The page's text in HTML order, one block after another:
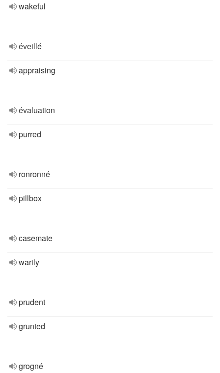
wakeful
éveillé
appraising
évaluation
purred
ronronné
pillbox
casemate
warily
prudent
grunted
grogné